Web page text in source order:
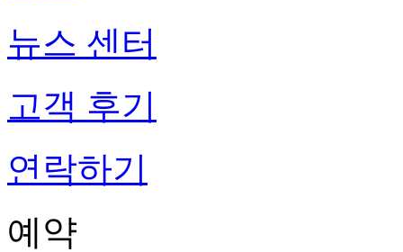
뉴스 센터
고객 후기
연락하기
예약